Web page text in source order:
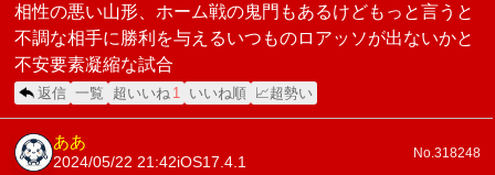
相性の悪い山形、ホーム戦の鬼門もあるけどもっと言うと
不調な相手に勝利を与えるいつものロアッソが出ないかと
不安要素凝縮な試合
返信 一覧 超いいね 1 いいね順 📈超勢い
ああ
2024/05/22 21:42iOS17.4.1
No.318248